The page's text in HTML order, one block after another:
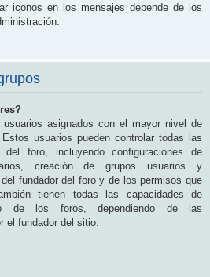
iconos en los mensajes depende de los
usuarios asignados con el mayor nivel de
usuarios pueden controlar todas las
del foro, incluyendo configuraciones de
creación de grupos usuarios y
fundador del foro y de los permisos que
tienen todas las capacidades de
de los foros, dependiendo de las
el fundador del sitio.